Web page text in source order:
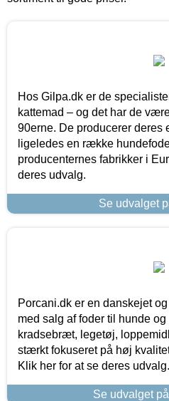
Hos Gilpa.dk er de
kattemad – og det har de
90erne. De producerer deres
ligeledes en række
producenternes fabrikker i
deres udvalg.
Se udvalget
Porcani.dk er en danskejet
med salg af foder til hunde
kradsebræt, legetøj,
stærkt fokuseret på høj
Klik her for at se deres udvalg.
Se udvalget